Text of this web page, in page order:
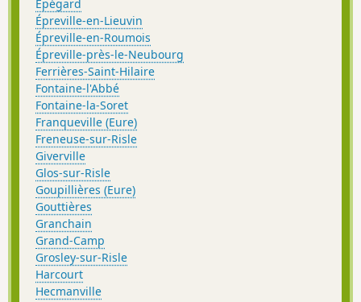
Épégard
Épreville-en-Lieuvin
Épreville-en-Roumois
Épreville-près-le-Neubourg
Ferrières-Saint-Hilaire
Fontaine-l'Abbé
Fontaine-la-Soret
Franqueville (Eure)
Freneuse-sur-Risle
Giverville
Glos-sur-Risle
Goupillières (Eure)
Gouttières
Granchain
Grand-Camp
Grosley-sur-Risle
Harcourt
Hecmanville